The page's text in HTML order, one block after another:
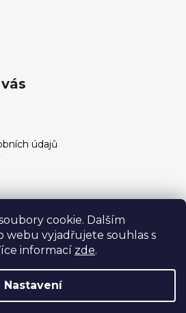
cookie. Dalším
vyjadřujete souhlas s
informací zde.
Nastavení
údajů
reklamaci a odstoupení od